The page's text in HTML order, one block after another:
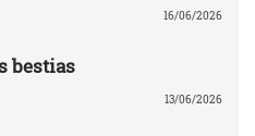
16/06/2026
bestias
13/06/2026